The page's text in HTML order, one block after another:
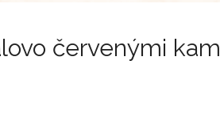
červenými